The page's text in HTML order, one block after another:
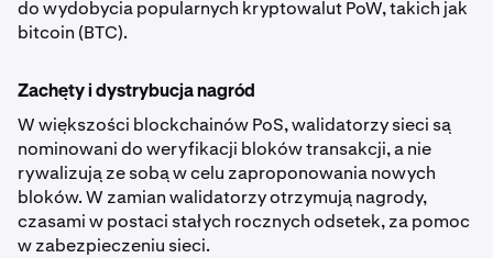
do wydobycia popularnych kryptowalut PoW, takich jak
bitcoin (BTC).
Zachęty i dystrybucja nagród
W większości blockchainów PoS, walidatorzy sieci są
nominowani do weryfikacji bloków transakcji, a nie
rywalizują ze sobą w celu zaproponowania nowych
bloków. W zamian walidatorzy otrzymują nagrody,
czasami w postaci stałych rocznych odsetek, za pomoc
w zabezpieczeniu sieci.